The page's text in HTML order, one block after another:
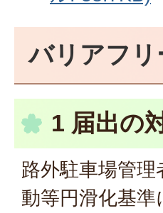
バリアフ
1 届出の
路外駐車場管
動等円滑化基